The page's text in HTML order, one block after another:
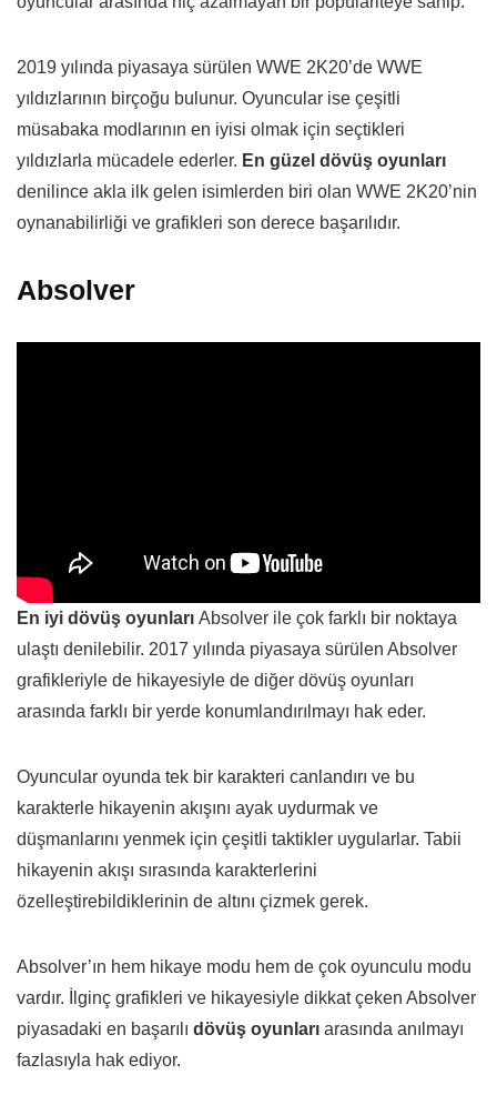
2019 yılında piyasaya sürülen WWE 2K20’de WWE
yıldızlarının birçoğu bulunur. Oyuncular ise çeşitli
müsabaka modlarının en iyisi olmak için seçtikleri
yıldızlarla mücadele ederler. En güzel dövüş oyunları
denilince akla ilk gelen isimlerden biri olan WWE 2K20’nin
oynanabilirliği ve grafikleri son derece başarılıdır.
Absolver
En iyi dövüş oyunları Absolver ile çok farklı bir noktaya
ulaştı denilebilir. 2017 yılında piyasaya sürülen Absolver
grafikleriyle de hikayesiyle de diğer dövüş oyunları
arasında farklı bir yerde konumlandırılmayı hak eder.
Oyuncular oyunda tek bir karakteri canlandırı ve bu
karakterle hikayenin akışını ayak uydurmak ve
düşmanlarını yenmek için çeşitli taktikler uygularlar. Tabii
hikayenin akışı sırasında karakterlerini
özelleştirebildiklerinin de altını çizmek gerek.
Absolver’ın hem hikaye modu hem de çok oyunculu modu
vardır. İlginç grafikleri ve hikayesiyle dikkat çeken Absolver
piyasadaki en başarılı dövüş oyunları arasında anılmayı
fazlasıyla hak ediyor.